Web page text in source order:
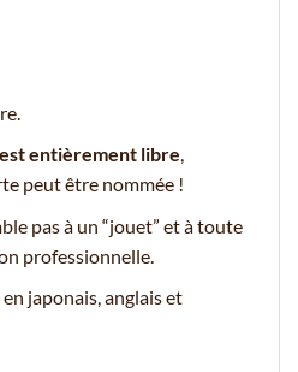
est entièrement libre,
peut être nommée !
pas à un “jouet” et à toute
professionnelle.
japonais, anglais et